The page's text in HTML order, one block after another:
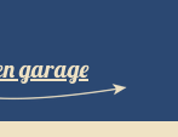
garage